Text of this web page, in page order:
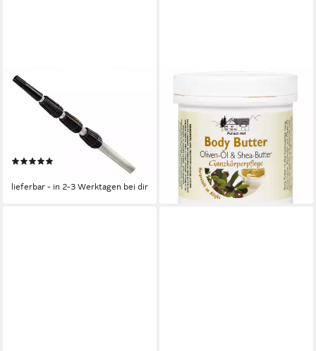
VOM PULLACH HOF
Teleskopstiel Teleskopstange
aus Aluminium, ausziehbar bis
8 Meter, robust, vielseitig, inkl.
Adapter, ideal für hohe
Ansprüche
lieferbar - in 2-3 Werktagen bei dir
Hautcreme
12,13 €
(4,85 €/ 100 ml)
lieferbar - in 3-4 Werktagen bei dir